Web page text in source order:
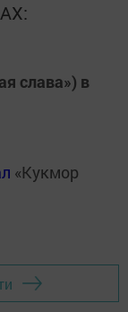
слава») в
«Кукмор